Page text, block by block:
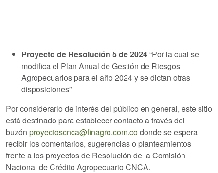
Proyecto de Resolución 5 de 2024“Por la cual se
modifica el Plan Anual de Gestión de Riesgos
Agropecuarios para el año 2024 y se dictan otras
disposiciones”
Por considerarlo de interés del público en general, este sitio
está destinado para establecer contacto a través del
buzón proyectoscnca@finagro.com.codonde se espera
recibir los comentarios, sugerencias o planteamientos
frente a los proyectos de Resolución de la Comisión
Nacional de Crédito Agropecuario CNCA.